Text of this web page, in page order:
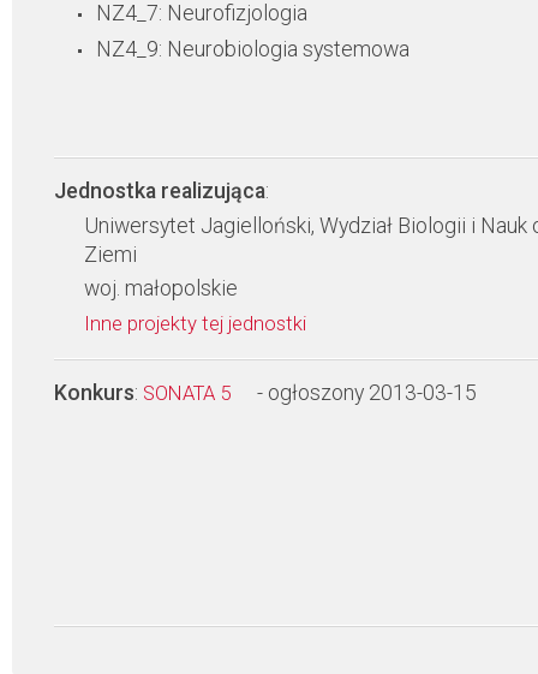
NZ4_7: Neurofizjologia
NZ4_9: Neurobiologia systemowa
Jednostka realizująca:
Uniwersytet Jagielloński, Wydział Biologii i Nauk
Ziemi
woj. małopolskie
Inne projekty tej jednostki
Konkurs: SONATA 5 - ogłoszony 2013-03-15